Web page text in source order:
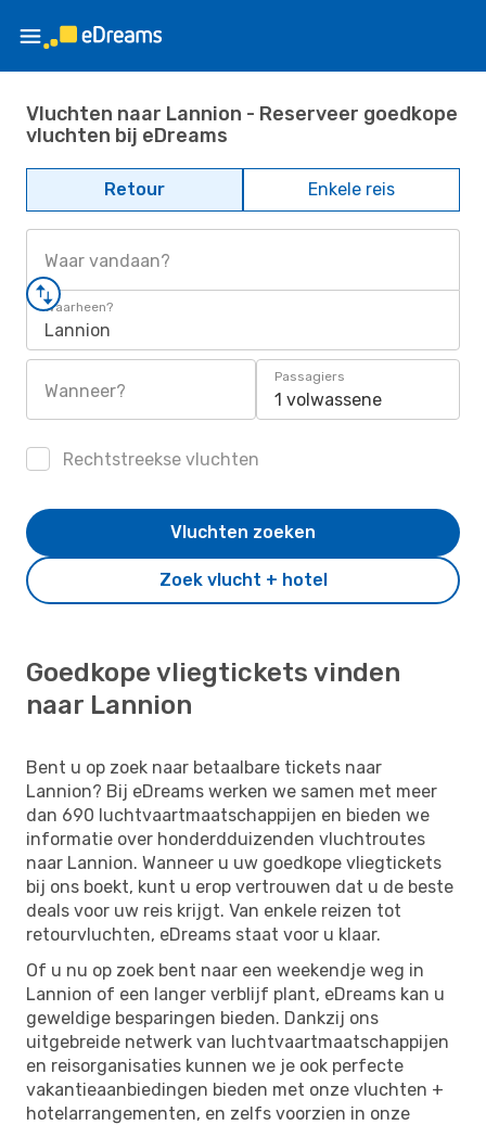
Vluchten naar Lannion - Reserveer goedkope
vluchten bij eDreams
Retour Enkele reis
Waar vandaan?
Waarheen?
Lannion
Wanneer?
Passagiers
1 volwassene
Rechtstreekse vluchten
Zoek vlucht + hotel
Vluchten zoeken
Goedkope vliegtickets vinden
naar Lannion
Bent u op zoek naar betaalbare tickets naar
Lannion? Bij eDreams werken we samen met meer
dan 690 luchtvaartmaatschappijen en bieden we
informatie over honderdduizenden vluchtroutes
naar Lannion. Wanneer u uw goedkope vliegtickets
bij ons boekt, kunt u erop vertrouwen dat u de beste
deals voor uw reis krijgt. Van enkele reizen tot
retourvluchten, eDreams staat voor u klaar.
Of u nu op zoek bent naar een weekendje weg in
Lannion of een langer verblijf plant, eDreams kan u
geweldige besparingen bieden. Dankzij ons
uitgebreide netwerk van luchtvaartmaatschappijen
en reisorganisaties kunnen we je ook perfecte
vakantieaanbiedingen bieden met onze vluchten +
hotelarrangementen, en zelfs voorzien in onze